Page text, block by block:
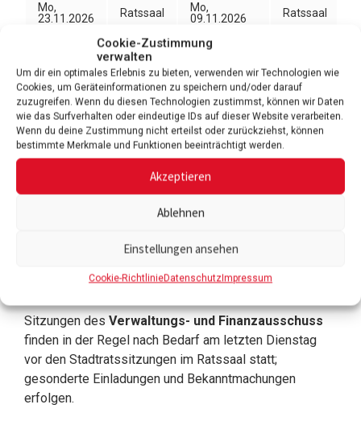
Cookie-Zustimmung
verwalten
Um dir ein optimales Erlebnis zu bieten, verwenden wir Technologien wie
Cookies, um Geräteinformationen zu speichern und/oder darauf
zuzugreifen. Wenn du diesen Technologien zustimmst, können wir Daten
wie das Surfverhalten oder eindeutige IDs auf dieser Website verarbeiten.
Wenn du deine Zustimmung nicht erteilst oder zurückziehst, können
bestimmte Merkmale und Funktionen beeinträchtigt werden.
Akzeptieren
Ablehnen
Einstellungen ansehen
Cookie-RichtlinieDatenschutzImpressum
Mo,
23.11.2026
Ratssaal
Mo,
09.11.2026
Ratssaal
14.12.2026
Ratssaal
07.12.2026
Ratssaal
Beginn
Sitzung
Ausschuss
Sitzungen des Verwaltungs- und Finanzausschuss
finden in der Regel nach Bedarf am letzten Dienstag
vor den Stadtratssitzungen im Ratssaal statt;
gesonderte Einladungen und Bekanntmachungen
erfolgen.